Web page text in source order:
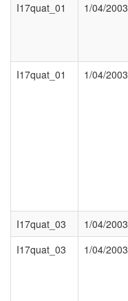
I17quat_01
1/04/2003
I17quat_01
1/04/2003
I17quat_03
1/04/2003
I17quat_03
1/04/2003